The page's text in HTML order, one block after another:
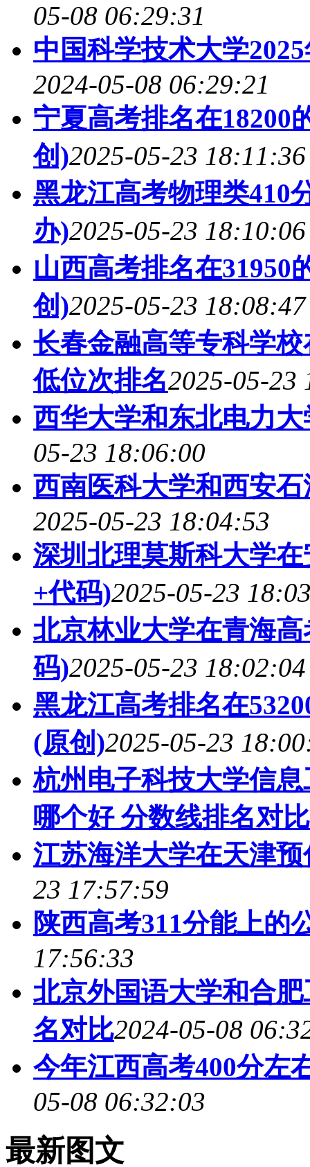
05-08 06:29:31
中国科学技术大学
2024-05-08 06:29:21
宁夏高考排名在18200
创)2025-05-23 18:11:36
黑龙江高考物理类410
办)2025-05-23 18:10:06
山西高考排名在31950
创)2025-05-23 18:08:47
长春金融高等专科学
低位次排名2025-05-23
西华大学和东北电力
05-23 18:06:00
西南医科大学和西安
2025-05-23 18:04:53
深圳北理莫斯科大学
+代码)2025-05-23
北京林业大学在青海
码)2025-05-23 18:02:04
黑龙江高考排名在
(原创)2025-05-23
杭州电子科技大学信
哪个好 分数线排名对比
江苏海洋大学在天津
23 17:57:59
陕西高考311分能上的
17:56:33
北京外国语大学和合
名对比2024-05-08
今年江西高考400分左
05-08 06:32:03
最新图文